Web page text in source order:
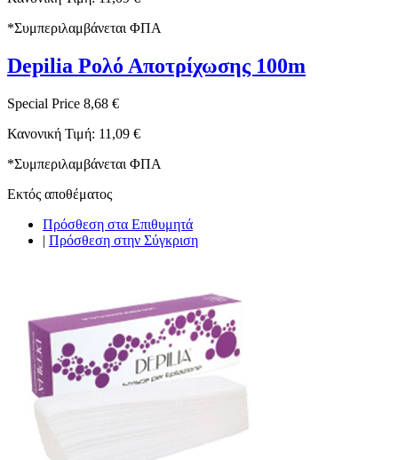
*Συμπεριλαμβάνεται ΦΠΑ
Depilia Ρολό Αποτρίχωσης 100m
Special Price 8,68 €
Κανονική Τιμή: 11,09 €
*Συμπεριλαμβάνεται ΦΠΑ
Εκτός αποθέματος
Πρόσθεση στα Επιθυμητά
| Πρόσθεση στην Σύγκριση